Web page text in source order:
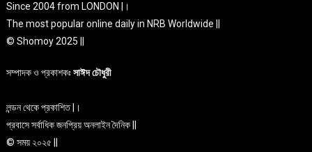
Since 2004 from LONDON |।
The most popular online daily in NRB Worldwide ||
© Shomoy 2025 ||
সম্পাদক ও প্রকাশকঃসাঈদ চৌধুরী
লন্ডন থেকে প্রকাশিত |।
প্রবাসে সর্বাধিক জনপ্রিয় অনলাইন দৈনিক ||
© সময় ২০২৫ ||